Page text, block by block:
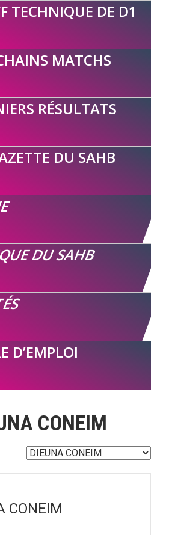
TECHNIQUE DE D1
MATCHS
RÉSULTATS
DU SAHB
DU SAHB
D’EMPLOI
CONEIM
CONEIM